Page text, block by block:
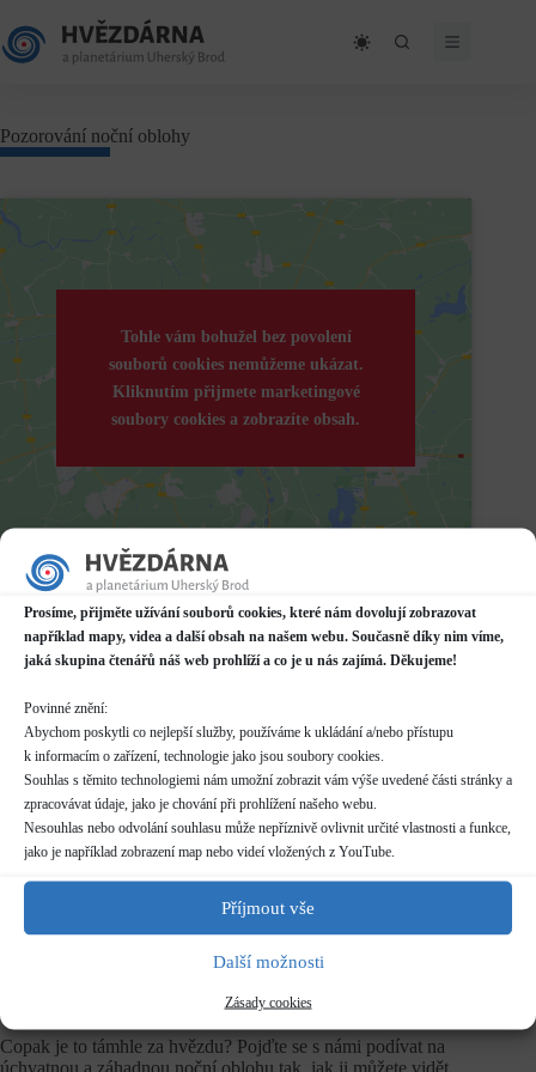
Prosíme, přijměte užívání souborů cookies, které nám dovolují zobrazovat
například mapy, videa a další obsah na našem webu. Současně díky nim víme,
jaká skupina čtenářů náš web prohlíží a co je u nás zajímá. Děkujeme!
Povinné znění:
Abychom poskytli co nejlepší služby, používáme k ukládání a/nebo přístupu
k informacím o zařízení, technologie jako jsou soubory cookies.
Souhlas s těmito technologiemi nám umožní zobrazit vám výše uvedené části stránky a
zpracovávat údaje, jako je chování při prohlížení našeho webu.
Nesouhlas nebo odvolání souhlasu může nepříznivě ovlivnit určité vlastnosti a funkce,
jako je například zobrazení map nebo videí vložených z YouTube.
Příjmout vše
Další možnosti
Zásady cookies
to
content
Pozorování noční oblohy
Tohle vám bohužel bez povolení
souborů cookies nemůžeme ukázat.
Kliknutím přijmete marketingové
soubory cookies a zobrazíte obsah.
Datum / čas
12.04.2023
20:00 - 22:00
Hvězdárna
Prakšická 2222, Uherský Brod
Další informace o dostupnosti a parkování
Kategorie
Pravidelné akce
Rezervace
Copak je to támhle za hvězdu? Pojďte se s námi podívat na
úchvatnou a záhadnou noční oblohu tak, jak ji můžete vidět